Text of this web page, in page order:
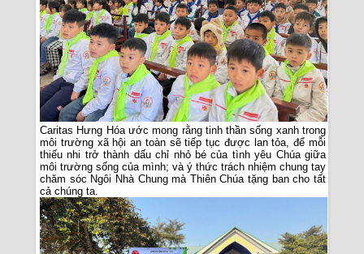
Caritas Hưng Hóa ước mong rằng tinh thần sống xanh trong
môi trường xã hội an toàn sẽ tiếp tục được lan tỏa, để mỗi
thiếu nhi trở thành dấu chỉ nhỏ bé của tình yêu Chúa giữa
môi trường sống của mình; và ý thức trách nhiệm chung tay
chăm sóc Ngôi Nhà Chung mà Thiên Chúa tặng ban cho tất
cả chúng ta.